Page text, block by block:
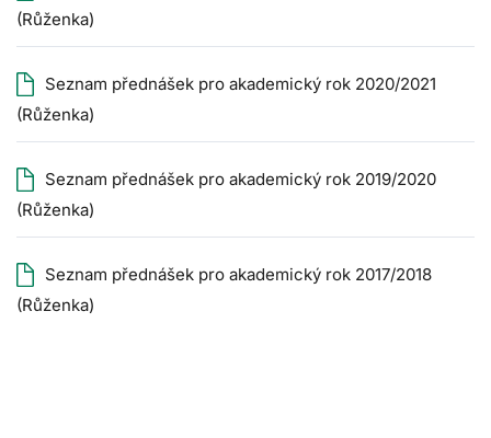
(Růženka)
Seznam přednášek pro akademický rok 2020/2021
(Růženka)
Seznam přednášek pro akademický rok 2019/2020
(Růženka)
Seznam přednášek pro akademický rok 2017/2018
(Růženka)